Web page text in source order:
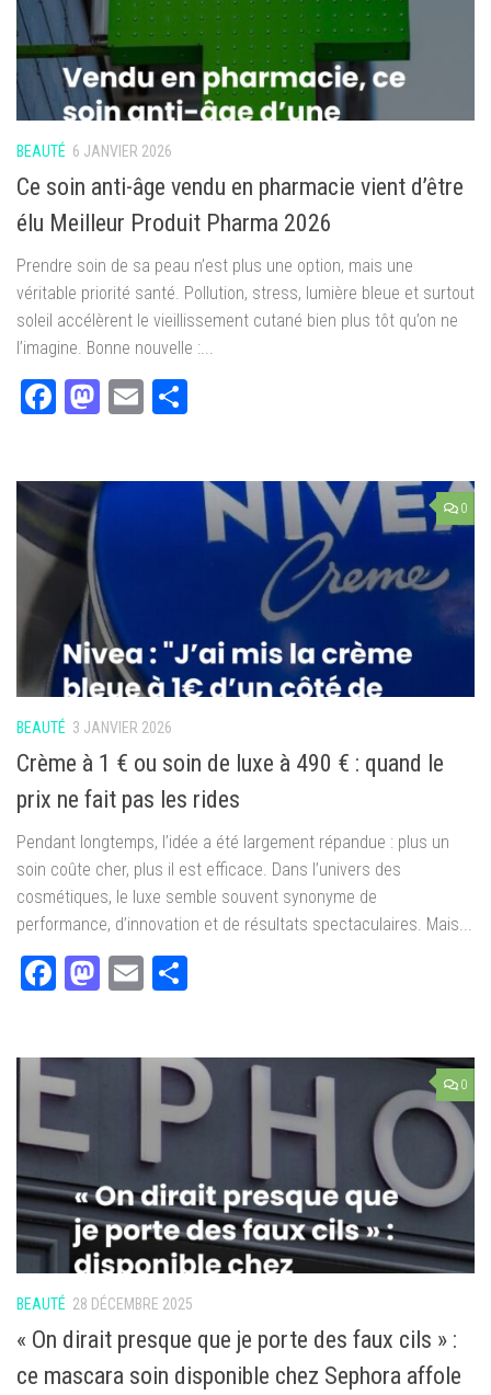
BEAUTÉ 6 JANVIER 2026
Ce soin anti-âge vendu en pharmacie vient d’être
élu Meilleur Produit Pharma 2026
Prendre soin de sa peau n’est plus une option, mais une
véritable priorité santé. Pollution, stress, lumière bleue et surtout
soleil accélèrent le vieillissement cutané bien plus tôt qu’on ne
l’imagine. Bonne nouvelle :...
Facebook
Mastodon
Email
0
BEAUTÉ 3 JANVIER 2026
Crème à 1 € ou soin de luxe à 490 € : quand le
prix ne fait pas les rides
Pendant longtemps, l’idée a été largement répandue : plus un
soin coûte cher, plus il est efficace. Dans l’univers des
cosmétiques, le luxe semble souvent synonyme de
performance, d’innovation et de résultats spectaculaires. Mais...
Facebook
Mastodon
Email
0
BEAUTÉ 28 DÉCEMBRE 2025
« On dirait presque que je porte des faux cils » :
ce mascara soin disponible chez Sephora affole